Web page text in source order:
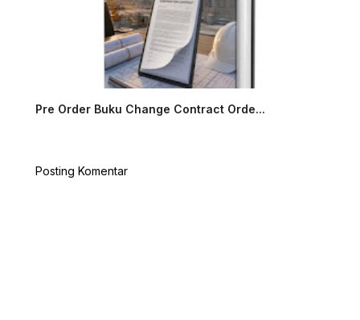
Pre Order Buku Change Contract Orde...
Posting Komentar